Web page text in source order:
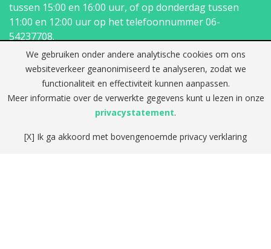
We gebruiken onder andere analytische cookies om ons
websiteverkeer geanonimiseerd te analyseren, zodat we
functionaliteit en effectiviteit kunnen aanpassen.
Meer informatie over de verwerkte gegevens kunt u lezen in onze
privacystatement.
[X] Ik ga akkoord met bovengenoemde privacy verklaring
tussen 15:00 en 16:00 uur, of op donderdag tussen
11:00 en 12:00 uur op het telefoonnummer06-
54237708.
Contact
Telefoon:
06-54237708
info@logopediepraktijkdhaens.nl